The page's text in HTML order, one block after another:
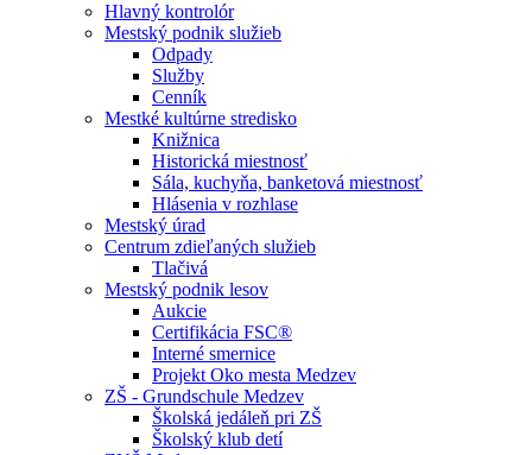
Hlavný kontrolór
Mestský podnik služieb
Odpady
Služby
Cenník
Mestké kultúrne stredisko
Knižnica
Historická miestnosť
Sála, kuchyňa, banketová miestnosť
Hlásenia v rozhlase
Mestský úrad
Centrum zdieľaných služieb
Tlačivá
Mestský podnik lesov
Aukcie
Certifikácia FSC®
Interné smernice
Projekt Oko mesta Medzev
ZŠ - Grundschule Medzev
Školská jedáleň pri ZŠ
Školský klub detí